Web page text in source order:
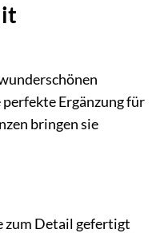
Ergänzung für
bringen sie
zum Detail gefertigt